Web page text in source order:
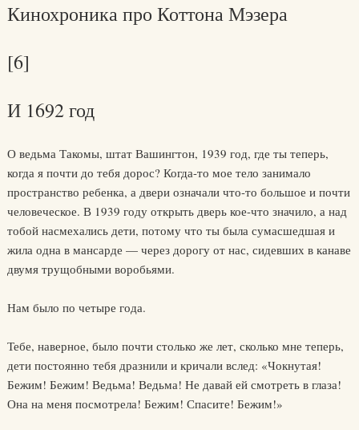
Кинохроника про Коттона Мэзера
[6]
И 1692 год
О ведьма Такомы, штат Вашингтон, 1939 год, где ты теперь,
когда я почти до тебя дорос? Когда-то мое тело занимало
пространство ребенка, а двери означали что-то большое и почти
человеческое. В 1939 году открыть дверь кое-что значило, а над
тобой насмехались дети, потому что ты была сумасшедшая и
жила одна в мансарде — через дорогу от нас, сидевших в канаве
двумя трущобными воробьями.
Нам было по четыре года.
Тебе, наверное, было почти столько же лет, сколько мне теперь,
дети постоянно тебя дразнили и кричали вслед: «Чокнутая!
Бежим! Бежим! Ведьма! Ведьма! Не давай ей смотреть в глаза!
Она на меня посмотрела! Бежим! Спасите! Бежим!»